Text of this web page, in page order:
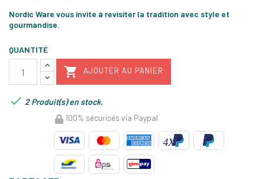
Nordic Ware vous invite à revisiter la tradition avec style et
gourmandise.
QUANTITÉ
 AJOUTER AU PANIER
 2 Produit(s) en stock.
100% sécurisés via Paypal